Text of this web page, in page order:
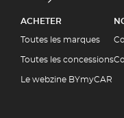
ACHETER
Toutes les marques
Toutes les concessions
Le webzine BYmyCAR